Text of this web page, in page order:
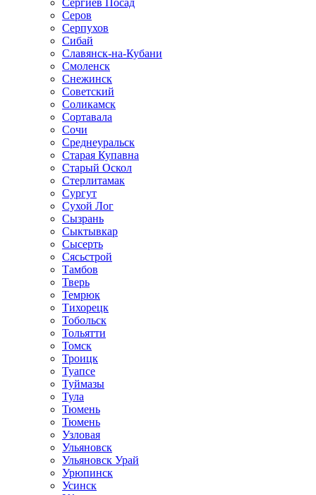
Сергиев Посад
Серов
Серпухов
Сибай
Славянск-на-Кубани
Смоленск
Снежинск
Советский
Соликамск
Сортавала
Сочи
Среднеуральск
Старая Купавна
Старый Оскол
Стерлитамак
Сургут
Сухой Лог
Сызрань
Сыктывкар
Сысерть
Сясьстрой
Тамбов
Тверь
Темрюк
Тихорецк
Тобольск
Тольятти
Томск
Троицк
Туапсе
Туймазы
Тула
Тюмень
Тюмень
Узловая
Ульяновск
Ульяновск Урай
Урюпинск
Усинск